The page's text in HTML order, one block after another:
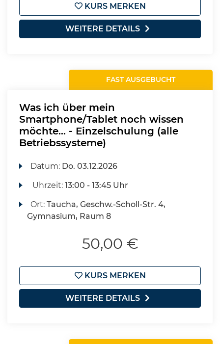
KURS MERKEN
WEITERE DETAILS
FAST AUSGEBUCHT
Was ich über mein
Smartphone/Tablet noch wissen
möchte... - Einzelschulung (alle
Betriebssysteme)
Datum: Do. 03.12.2026
Uhrzeit:13:00 - 13:45 Uhr
Ort:Taucha, Geschw.-Scholl-Str. 4,
Gymnasium, Raum 8
50,00 €
KURS MERKEN
WEITERE DETAILS